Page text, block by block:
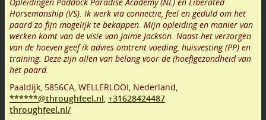
Opleidingen Paddock Paradise Academy (NL) en Liberated
Horsemanship (VS). Ik werk via connectie, feel en geduld om het
paard zo fijn mogelijk te bekappen. Mijn opleiding en manier van
werken komt van de visie van Jaime Jackson. Naast het verzorgen
van de hoeven geef ik advies omtrent voeding, huisvesting (PP) en
training. Deze zijn allen van belang voor de (hoef)gezondheid van
het paard.
Paaldijk, 5856CA, WELLERLOOI, Nederland,
******@throughfeel.nl, +31628424487
throughfeel.nl/